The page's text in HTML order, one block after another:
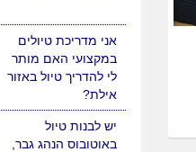
האם מותר לערוך
טיול רגלי בשבת?
אני מדריכת טיולים
במקצועי האם מותר
לי להדריך טיול באזור